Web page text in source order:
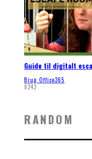
Guide til digitalt
Brug Office365
8242
RANDOM